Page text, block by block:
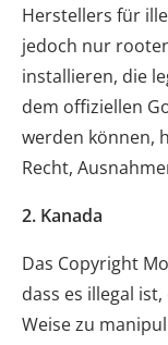
Herstellers für
jedoch nur
installieren, die
dem offiziellen
werden können,
Recht,
2. Kanada
Das Copyright
dass es illegal
Weise zu